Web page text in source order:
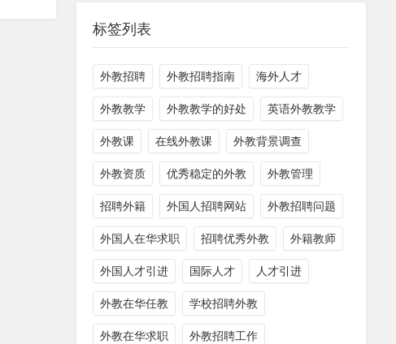
标签列表
外教招聘 外教招聘指南 海外人才
外教教学 外教教学的好处 英语外教教学
外教课 在线外教课 外教背景调查
外教资质 优秀稳定的外教 外教管理
招聘外籍 外国人招聘网站 外教招聘问题
外国人在华求职 招聘优秀外教 外籍教师
外国人才引进 国际人才 人才引进
外教在华任教 学校招聘外教
外教在华求职 外教招聘工作